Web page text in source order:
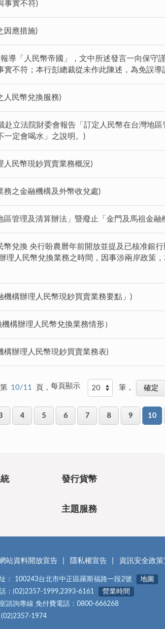
事實不符)
因應措施)
導「人民幣帝國」，文中所述發言一向保守
實不符；本行彭總裁從未作此陳述，為免誤導
人民幣兌換服務)
赴立法院財委會報告「訂定人民幣在台灣地
一定會喝水」之說明。)
人民幣現鈔買賣業務概況)
務之金融機構及外幣收兌處)
管理及清算辦法」暨廢止「金門及馬祖金
兌換 央行盼農曆年前開放並提及已核准銀
理人民幣兌換業務之時間，因事涉兩岸政策
構辦理人民幣現鈔買賣業務要點」)
構辦理人民幣兌換業務情形）
構辦理人民幣現鈔買賣業務表)
10/11 頁， 每頁顯示 筆，
4 5 6 7 8 9 10
發行貨幣
主題服務
站資料開放宣告 隱私權宣告 資訊安全政策
： 100243台北市中正區羅斯福路一段2號
地圖
：(02)2357-1999,2393-6161
營業時間
諮詢專線 免付費電話：0800-666268
1974